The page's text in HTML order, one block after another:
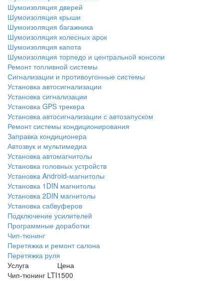
Шумоизоляция дверей
Шумоизоляция крыши
Шумоизоляция багажника
Шумоизоляция колесных арок
Шумоизоляция капота
Шумоизоляция торпедо и центральной консоли
Ремонт топливной системы
Сигнализации и противоугонные системы
Установка автосигнализации
Установка сигнализации
Установка GPS трекера
Установка автосигнализации с автозапуском
Ремонт системы кондиционирования
Заправка кондиционера
Автозвук и мультимедиа
Установка автомагнитолы
Установка головных устройств
Установка Android-магнитолы
Установка 1DIN магнитолы
Установка 2DIN магнитолы
Установка сабвуферов
Подключение усилителей
Программные доработки
Чип-тюнинг
Перетяжка и ремонт салона
Перетяжка руля
Услуга
Цена
Чип-тюнинг LTI1500